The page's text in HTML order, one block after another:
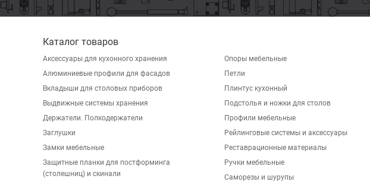
Каталог товаров
Аксессуары для кухонного хранения
Алюминиевые профили для фасадов
Вкладыши для столовых приборов
Выдвижные системы хранения
Держатели. Полкодержатели
Заглушки
Замки мебельные
Защитные планки для постформинга
(столешниц) и скинали
Опоры мебельные
Петли
Плинтус кухонный
Подстолья и ножки для столов
Профили мебельные
Рейлинговые системы и аксессуары
Реставрационные материалы
Ручки мебельные
Саморезы и шурупы